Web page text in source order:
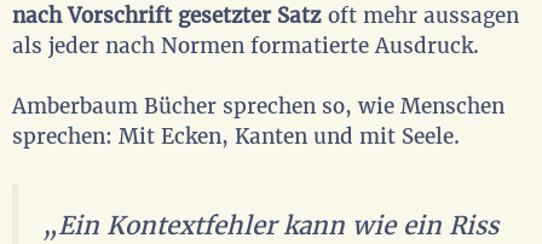
nach Vorschrift gesetzter Satzoft mehr aussagen
als jeder nach Normen formatierte Ausdruck.
Amberbaum Bücher sprechen so, wie Menschen
sprechen: Mit Ecken, Kanten und mit Seele.
„Ein Kontextfehler kann wie ein Riss